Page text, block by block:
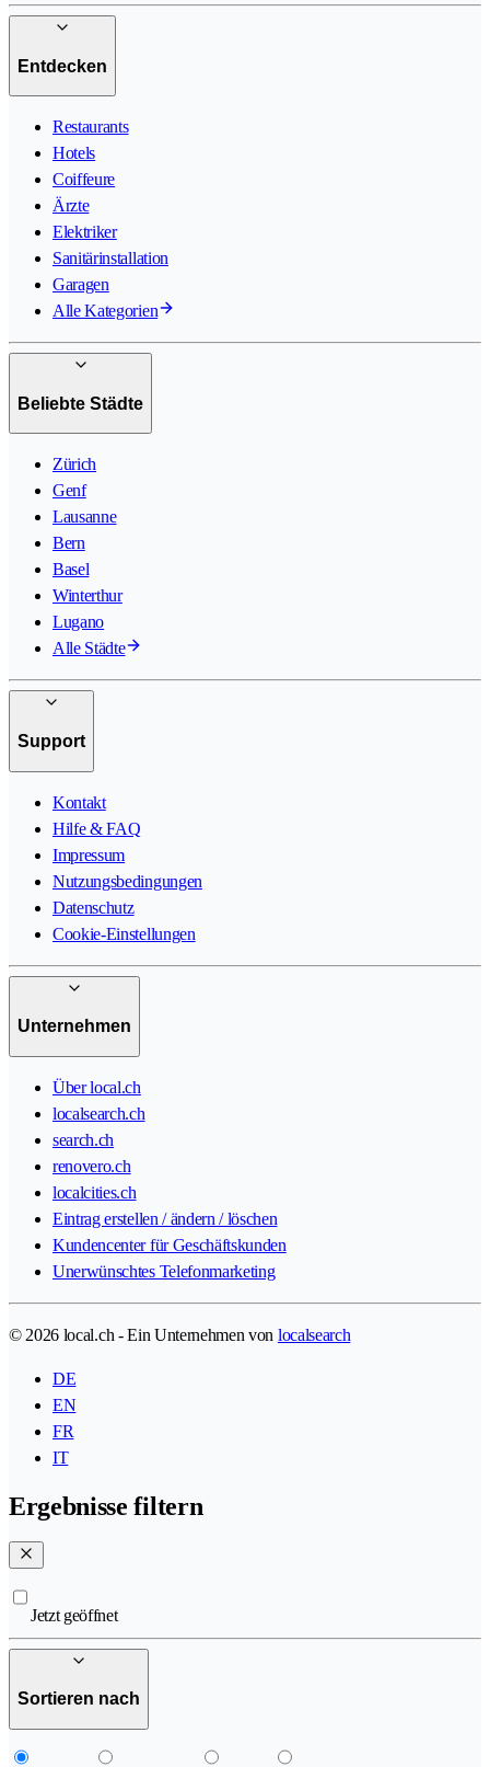
Entdecken
Restaurants
Hotels
Coiffeure
Ärzte
Elektriker
Sanitärinstallation
Garagen
Alle Kategorien
Beliebte Städte
Zürich
Genf
Lausanne
Bern
Basel
Winterthur
Lugano
Alle Städte
Support
Kontakt
Hilfe & FAQ
Impressum
Nutzungsbedingungen
Datenschutz
Cookie-Einstellungen
Unternehmen
Über local.ch
localsearch.ch
search.ch
renovero.ch
localcities.ch
Eintrag erstellen / ändern / löschen
Kundencenter für Geschäftskunden
Unerwünschtes Telefonmarketing
© 2026 local.ch - Ein Unternehmen von localsearch
DE
EN
FR
IT
Ergebnisse filtern
Jetzt geöffnet
Sortieren nach